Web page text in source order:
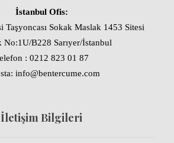
İstanbul Ofis:
Taşyoncası Sokak Maslak 1453 Sitesi
No:1U/B228 Sarıyer/İstanbul
: 0212 823 01 87
info@bentercume.com
İletişim Bilgileri